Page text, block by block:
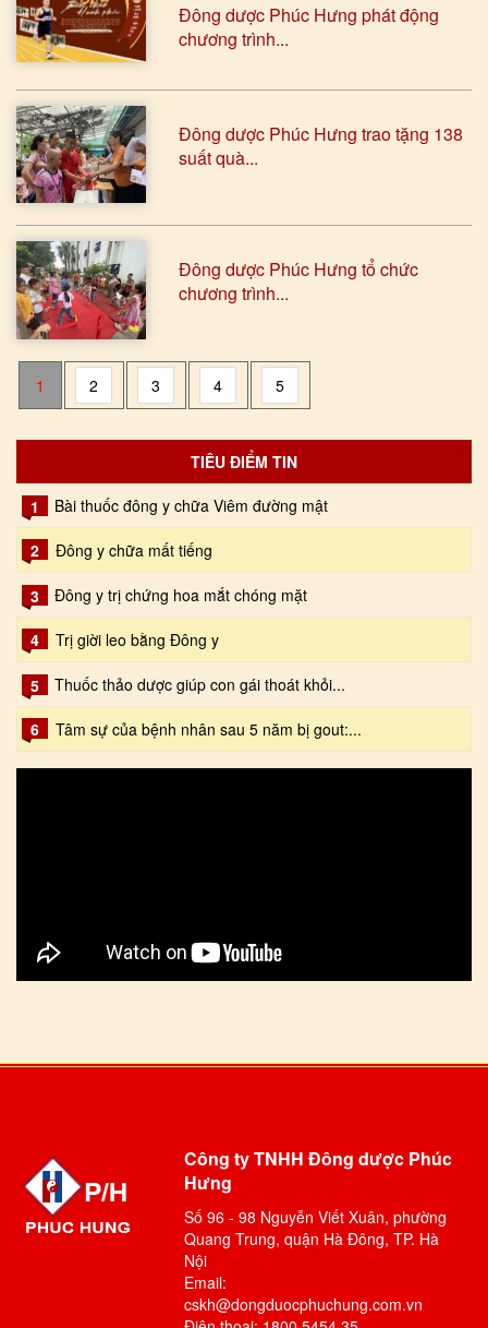
Đông dược Phúc Hưng phát động
chương trình...
Đông dược Phúc Hưng trao tặng 138
suất quà...
Đông dược Phúc Hưng tổ chức
chương trình...
1 2 3 4 5
TIÊU ĐIỂM TIN
1 Bài thuốc đông y chữa Viêm đường mật
2 Đông y chữa mất tiếng
3 Đông y trị chứng hoa mắt chóng mặt
4 Trị giời leo bằng Đông y
5 Thuốc thảo dược giúp con gái thoát khỏi...
6 Tâm sự của bệnh nhân sau 5 năm bị gout:...
Công ty TNHH Đông dược Phúc
Hưng
Số 96 - 98 Nguyễn Viết Xuân, phường
Quang Trung, quận Hà Đông, TP. Hà
Nội
Email:
cskh@dongduocphuchung.com.vn